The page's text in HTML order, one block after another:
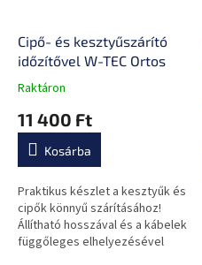
Cipő- és kesztyűszárító
időzítővel W-TEC Ortos
A
átlagos
értékelése
0,0
csillag.
Raktáron
11 400 Ft
Kosárba
Praktikus készlet a kesztyűk és
cipők könnyű szárításához!
Állítható hosszával és a kábelek
függőleges elhelyezésével